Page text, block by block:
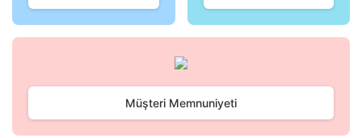
Gönder
Müşteri Memnuniyeti